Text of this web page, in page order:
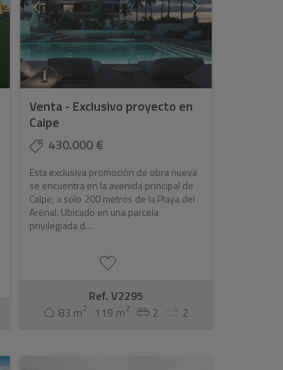
Venta - Exclusivo proyecto en
Calpe
430.000 €
Esta exclusiva promoción de obra nueva
se encuentra en la avenida principal de
Calpe, a solo 200 metros de la Playa del
Arenal. Ubicado en una parcela
privilegiada d...
Ref. V2295
83 m2 119 m2 2 2